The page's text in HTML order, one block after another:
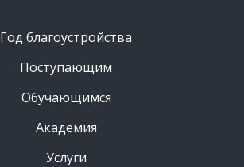
Год благоустройства
Поступающим
Обучающимся
Академия
Услуги